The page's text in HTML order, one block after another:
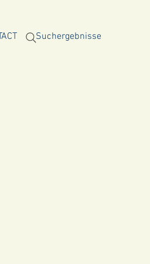
Suchergebnisse